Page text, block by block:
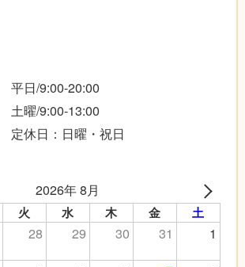
平日/9:00-20:00
土曜/9:00-13:00
定休日：日曜・祝日
2026年 8月
火 水 木 金 土
28 29 30 31
1